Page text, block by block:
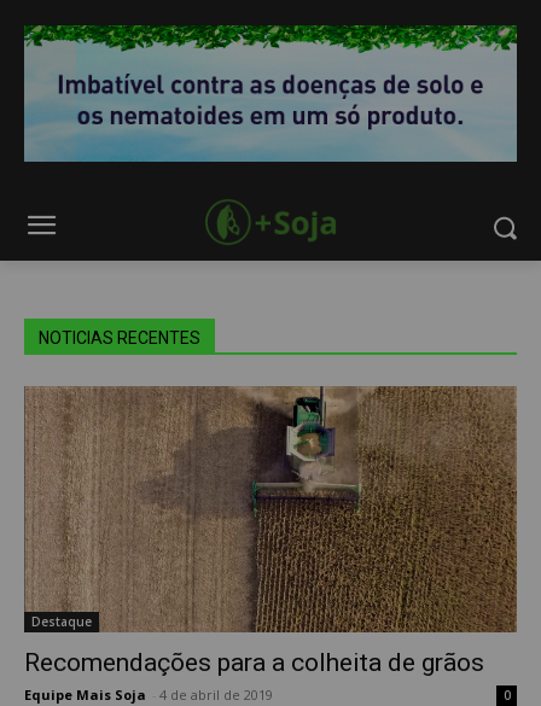
NOTICIAS RECENTES
Destaque
Recomendações para a colheita de grãos
Equipe Mais Soja 4 de abril de 2019 0